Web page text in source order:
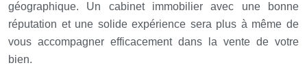
géographique. Un cabinet immobilier avec une bonne
réputation et une solide expérience sera plus à même de
vous accompagner efficacement dans la vente de votre
bien.